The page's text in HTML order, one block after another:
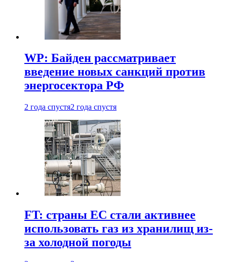
WP: Байден рассматривает
введение новых санкций против
энергосектора РФ
2 года спустя2 года спустя
FT: страны ЕС стали активнее
использовать газ из хранилищ из-
за холодной погоды